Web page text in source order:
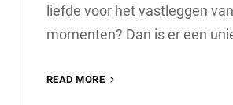
liefde voor het vastleggen
momenten? Dan is er een
READ MORE